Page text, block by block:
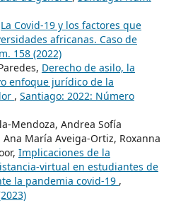
La Covid-19 y los factores que
africanas. Caso de
158 (2022)
Derecho de asilo, la
enfoque jurídico de la
, Santiago: 2022: Número
Mendoza, Andrea Sofía
María Aveiga-Ortiz, Roxanna
Implicaciones de la
virtual en estudiantes de
la pandemia covid-19 ,